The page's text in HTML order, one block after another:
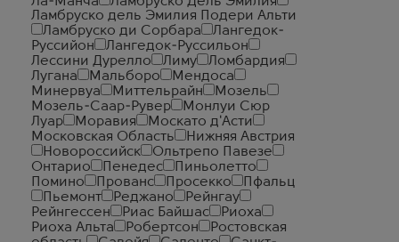
Ламбруско дель Эмилия Подери Альти
Ламбруско ди Сорбара
Лангедок-
Руссийон
Лангедок-Руссильон
Лессини Дурелло
Лиму
Ломбардия
Лугана
Мальборо
Мендоса
Минервуа
Миттельрайн
Мозель
Мозель-Саар-Рувер
Монлуи Сюр
Луар
Моравия
Москато д'Асти
Московская Область
Нижняя Австрия
Новороссийск
Ольтрепо Павезе
Онтарио
Пенедес
Пиньолетто
Помино
Прованс Просекко
Пфальц
Пьемонт
Реджано
Рейнгау
Рейнгессен
Риас Байшас
Риоха
Риоха Альта
Робертсон
Ростовская